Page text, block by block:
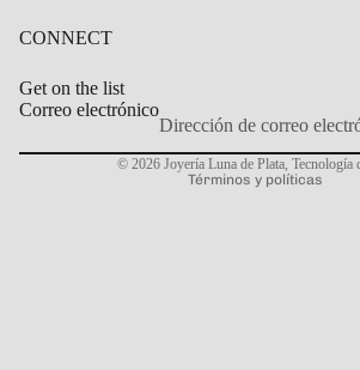
CONNECT
Get on the list
Correo electrónico
© 2026 Joyería Luna de Plata Tecnología
Términos y políticas
Política de privacidad